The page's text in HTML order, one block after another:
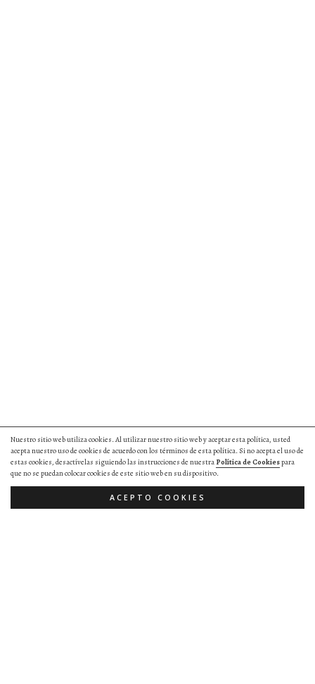
Nuestro sitio web utiliza cookies. Al utilizar nuestro sitio web y aceptar esta política, usted
acepta nuestro uso de cookies de acuerdo con los términos de esta política. Si no acepta el uso de
estas cookies, desactívelas siguiendo las instrucciones de nuestra Política de Cookiespara
que no se puedan colocar cookies de este sitio web en su dispositivo.
ACEPTO COOKIES